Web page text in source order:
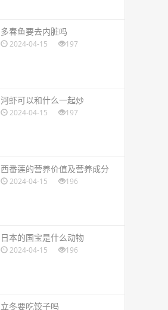
​多春鱼要去内脏吗
2024-04-15 197
​河虾可以和什么一起炒
2024-04-15 197
​西番莲的营养价值及营养成分
2024-04-15 196
​日本的国宝是什么动物
2024-04-15 196
​立冬要吃饺子吗